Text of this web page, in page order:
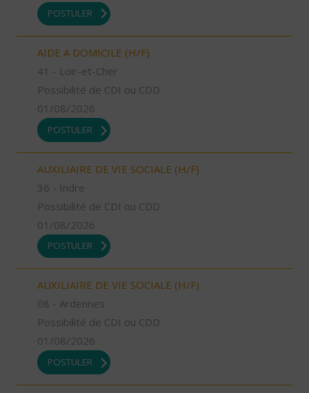
POSTULER
AIDE A DOMICILE (H/F)
41 - Loir-et-Cher
Possibilité de CDI ou CDD
01/08/2026
POSTULER
AUXILIAIRE DE VIE SOCIALE (H/F)
36 - Indre
Possibilité de CDI ou CDD
01/08/2026
POSTULER
AUXILIAIRE DE VIE SOCIALE (H/F)
08 - Ardennes
Possibilité de CDI ou CDD
01/08/2026
POSTULER